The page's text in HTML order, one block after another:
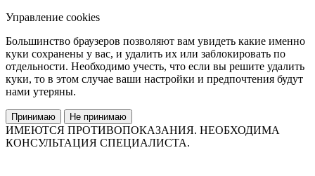
Управление cookies
Большинство браузеров позволяют вам увидеть какие именно
куки сохранены у вас, и удалить их или заблокировать по
отдельности. Необходимо учесть, что если вы решите удалить
куки, то в этом случае ваши настройки и предпочтения будут
нами утеряны.
Принимаю Не принимаю
ИМЕЮТСЯ ПРОТИВОПОКАЗАНИЯ. НЕОБХОДИМА
КОНСУЛЬТАЦИЯ СПЕЦИАЛИСТА.